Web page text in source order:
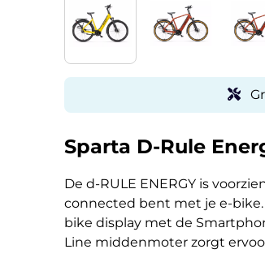
Sparta D-Rule
De d-RULE ENERGY is
connected bent met je e-
bike display met de
Line middenmoter zorgt